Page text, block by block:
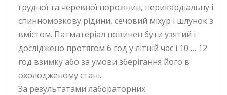
грудної та черевної порожнин, перикардіальну і
спинномозкову рідини, сечовий міхур і шлунок з
вмістом. Патматеріал повинен бути узятий і
досліджено протягом 6 год у літній час і 10 … 12
год взимку або за умови зберігання його в
охолодженому стані.
За результатами лабораторних